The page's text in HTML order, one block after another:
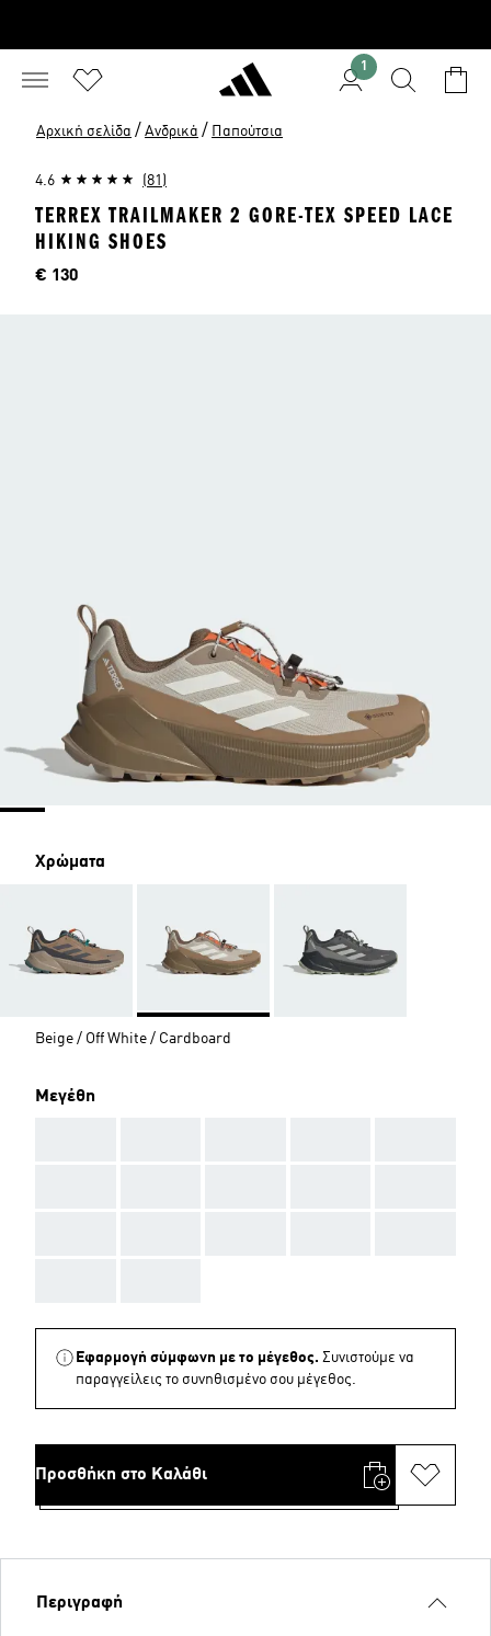
1
Αρχική σελίδα / Ανδρικά / Παπούτσια
4.6 (81)
TERREX TRAILMAKER 2 GORE-TEX SPEED LACE
HIKING SHOES
Τιμή
€ 130
Χρώματα
Beige / Off White / Cardboard
Μεγέθη
Εφαρμογή σύμφωνη με το μέγεθος. Συνιστούμε να
παραγγείλεις το συνηθισμένο σου μέγεθος.
Προσθήκη στο Καλάθι
Περιγραφή